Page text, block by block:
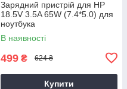
Зарядний пристрій для HP
18.5V 3.5A 65W (7.4*5.0) для
ноутбука
В наявності
499 ₴ 624 ₴
Купити